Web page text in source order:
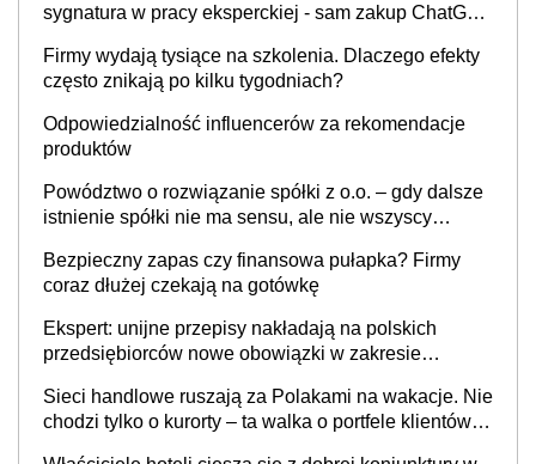
sygnatura w pracy eksperckiej - sam zakup ChatGPT
Firmy wydają tysiące na szkolenia. Dlaczego efekty
często znikają po kilku tygodniach?
Odpowiedzialność influencerów za rekomendacje
produktów
Powództwo o rozwiązanie spółki z o.o. – gdy dalsze
istnienie spółki nie ma sensu, ale nie wszyscy
Bezpieczny zapas czy finansowa pułapka? Firmy
coraz dłużej czekają na gotówkę
Ekspert: unijne przepisy nakładają na polskich
przedsiębiorców nowe obowiązki w zakresie
Sieci handlowe ruszają za Polakami na wakacje. Nie
chodzi tylko o kurorty – ta walka o portfele klientów